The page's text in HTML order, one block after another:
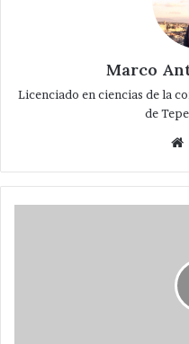
Marco
Licenciado en ciencias de la
de